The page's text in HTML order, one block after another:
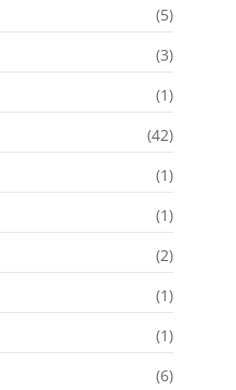
(5)
(3)
(1)
(42)
(1)
(1)
(2)
(1)
(1)
(6)